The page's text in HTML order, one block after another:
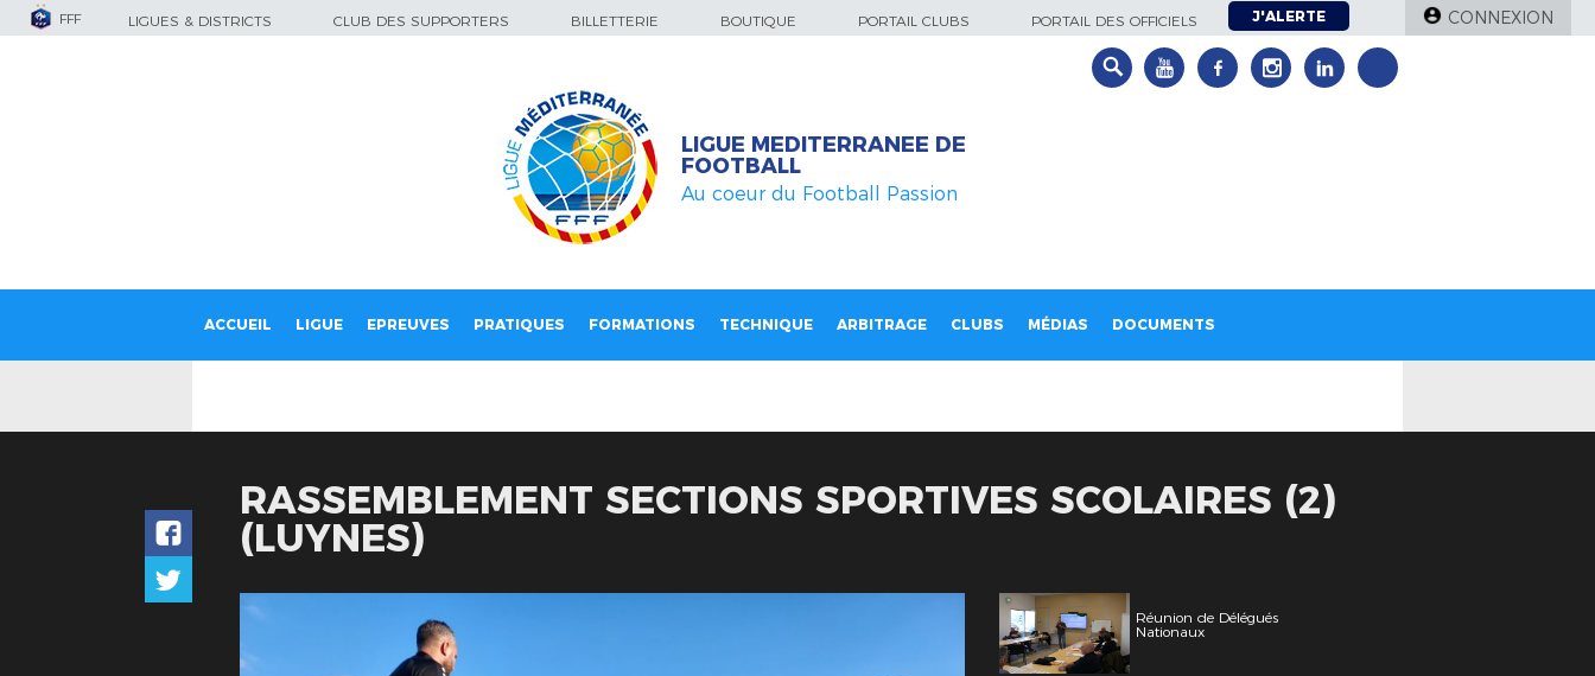
FFF LIGUES & DISTRICTS CLUB DES SUPPORTERS BILLETTERIE BOUTIQUE PORTAIL CLUBS PORTAIL DES OFFICIELS J'ALERTE CONNEXION
LIGUE MEDITERRANEE DE
FOOTBALL
Au coeur du Football Passion
ACCUEIL LIGUE EPREUVES PRATIQUES FORMATIONS TECHNIQUE ARBITRAGE CLUBS MÉDIAS DOCUMENTS
RASSEMBLEMENT SECTIONS SPORTIVES SCOLAIRES (2)
(LUYNES)
Réunion de Délégués
Nationaux